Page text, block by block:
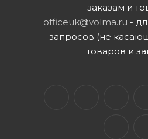
заказам и
officeuk@volma.ru -
запросов (не
товаров и